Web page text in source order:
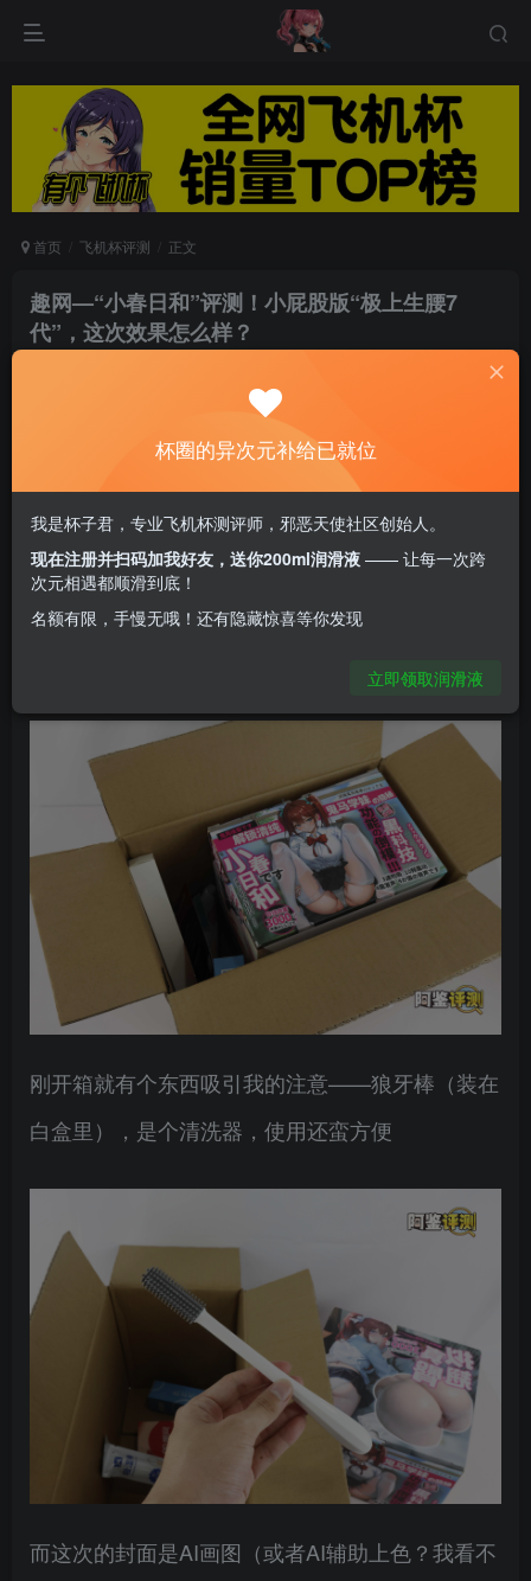
首页 飞机杯评测 正文
趣网—“小春日和”评测！小屁股版“极上生腰7
代”，这次效果怎么样？
小春日和
是一款震动吮吸功能的电动小屁股，简单来说就是
刚开箱就有个东西吸引我的注意——狼牙棒（装在
白盒里），是个清洗器，使用还蛮方便
而这次的封面是AI画图（或者AI辅助上色？我看不
杯圈的异次元补给已就位
我是杯子君，专业飞机杯测评师，邪恶天使社区创始人。
现在注册并扫码加我好友，送你200ml润滑液 —— 让每一次跨
次元相遇都顺滑到底！
名额有限，手慢无哦！还有隐藏惊喜等你发现
立即领取润滑液